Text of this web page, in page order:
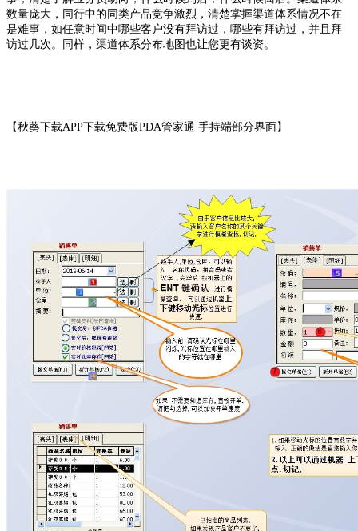
数量庞大，同行中的同类产品竞争激烈，清楚掌握渠道体系情况不在
是难事，如任意时间中哪些客户没有拜访过，哪些有拜访过，并且拜
访过几次。同样，渠道体系分布地图也让您更有谈资。
【秋葵下载APP下载免费版PDA管家通 手持端部分界面】